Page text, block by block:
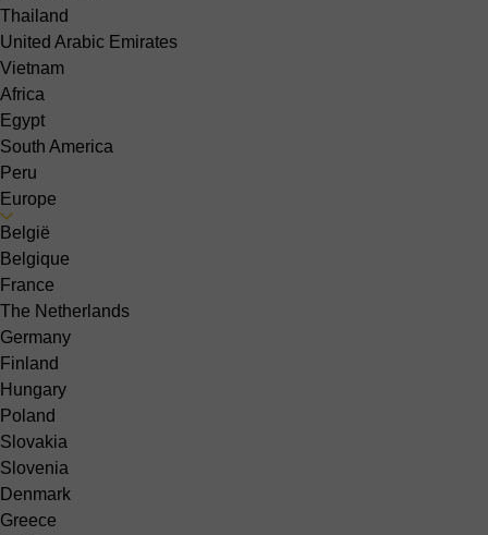
Thailand
United Arabic Emirates
Vietnam
Africa
Egypt
South America
Peru
Europe
België
Belgique
France
The Netherlands
Germany
Finland
Hungary
Poland
Slovakia
Slovenia
Denmark
Greece